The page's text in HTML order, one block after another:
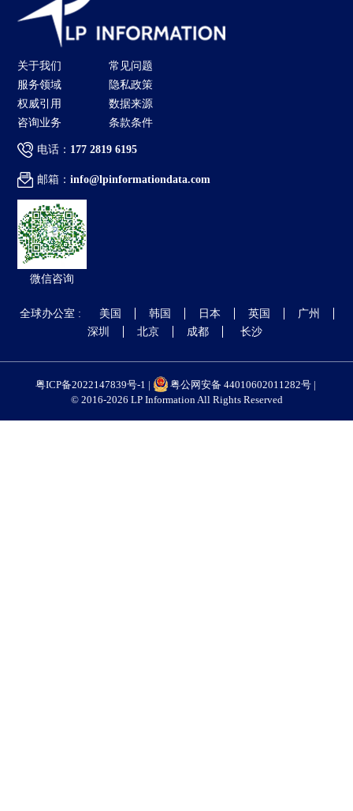
关于我们
服务领域
权威引用
咨询业务
常见问题
隐私政策
数据来源
条款条件
电话： 177 2819 6195
邮箱：info@lpinformationdata.com
微信咨询
全球办公室 : 美国 韩国 日本 英国
广州
深圳
北京 成都 长沙
粤ICP备2022147839号-1 |
粤公网安备 44010602011282号 |
© 2016-2026 LP Information All Rights Reserved